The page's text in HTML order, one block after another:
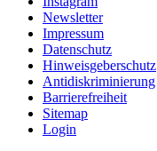
Newsletter
Impressum
Datenschutz
Hinweisgeberschutz
Antidiskriminierung
Barrierefreiheit
Sitemap
Login